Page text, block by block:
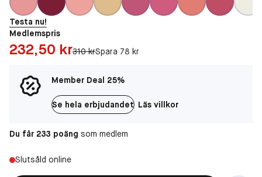
Testa nu!
Medlemspris
Pris: 232,50 kr
232,50 krOriginal pris:
310 krSpara 78 kr
Member Deal 25%
Se hela erbjudandet Läs villkor
Du får 233 poäng som medlem
Slutsåld online